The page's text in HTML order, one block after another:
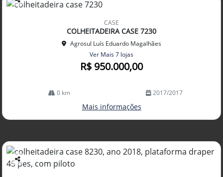
Co
CASE
COLHEITADEIRA CASE 7230
Agrosul Luís Eduardo Magalhães
Ver Mais 7 lojas
R$ 950.000,00
0 km 2017/2017
Mais informações
Co